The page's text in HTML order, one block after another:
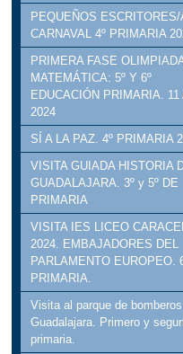
PEQUEÑOS ESCRITORES/
CARNAVAL 4º PRIMARIA
PRIMERA FASE
MATEMÁTICA: 5º Y 6º
EDUCACIÓN PRIMARIA. 11
2024
SÍ A LA PAZ. 4º PRIMARIA
VISITA GUIADA HISTORIA
GUADALAJARA. 3º y 5º DE
PRIMARIA
VISITA IES LICEO
2024. EMBAJADORES DEL
PARLAMENTO EUROPEO.
PRIMARIA.
Visita al parque de
Guadalajara. Primero y
primaria.